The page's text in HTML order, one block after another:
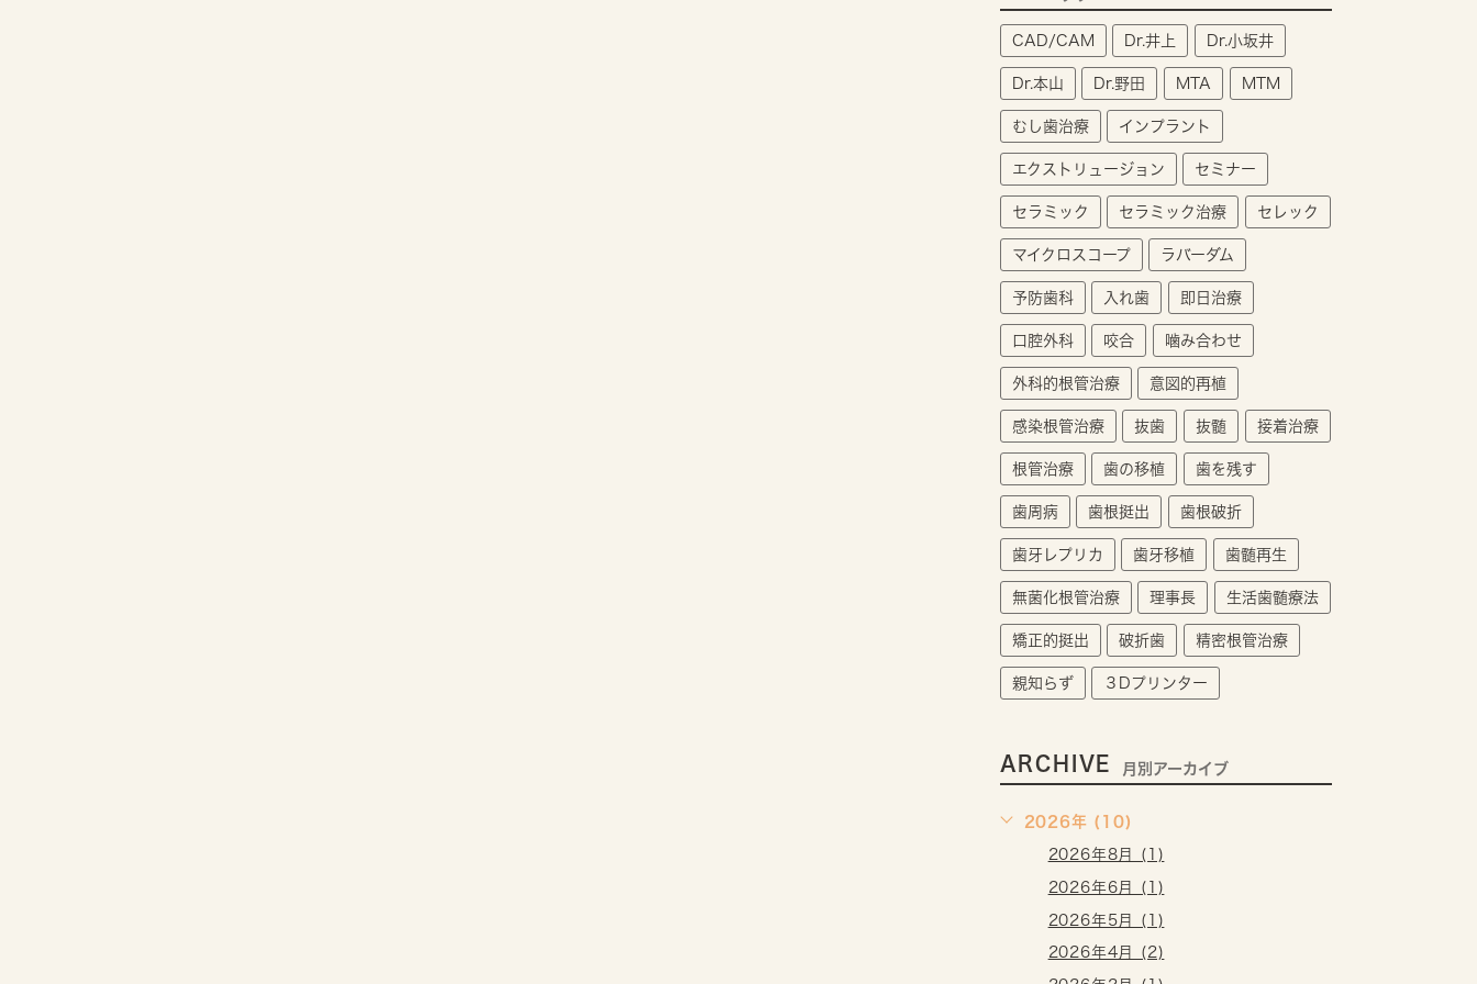
CAD/CAM Dr.井上 Dr.小坂井
Dr.本山 Dr.野田 MTA MTM
むし歯治療 インプラント
エクストリュージョン セミナー
セラミック セラミック治療 セレック
マイクロスコープ ラバーダム
予防歯科 入れ歯 即日治療
口腔外科 咬合 噛み合わせ
外科的根管治療 意図的再植
感染根管治療 抜歯 抜髄 接着治療
根管治療 歯の移植 歯を残す
歯周病 歯根挺出 歯根破折
歯牙レプリカ 歯牙移植 歯髄再生
無菌化根管治療 理事長 生活歯髄療法
矯正的挺出 破折歯 精密根管治療
親知らず ３Dプリンター
ARCHIVE 月別アーカイブ
2026年 (10)
2026年8月 (1)
2026年6月 (1)
2026年5月 (1)
2026年4月 (2)